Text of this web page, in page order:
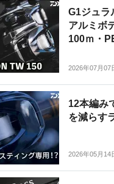
G1ジュラ
アルミボ
100ｍ・
2026年07月07
12本編み
を減らす
2026年05月14